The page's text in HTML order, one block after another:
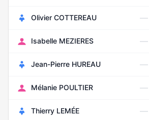
Olivier COTTEREAU —
Isabelle MEZIERES —
Jean-Pierre HUREAU —
Mélanie POULTIER —
Thierry LEMÉE —